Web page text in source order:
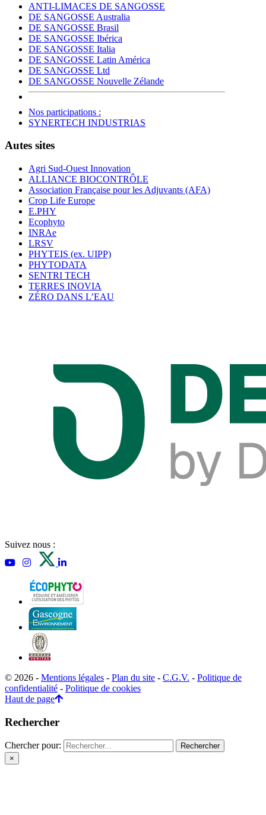
ANTI-LIMACES DE SANGOSSE
DE SANGOSSE Australia
DE SANGOSSE Brasil
DE SANGOSSE Ibérica
DE SANGOSSE Italia
DE SANGOSSE Latin América
DE SANGOSSE Ltd
DE SANGOSSE Nouvelle Zélande
Nos participations :
SYNERTECH INDUSTRIAS
Autes sites
Agri Sud-Ouest Innovation
ALLIANCE BIOCONTRÔLE
Association Française pour les Adjuvants (AFA)
Crop Life Europe
E.PHY
Ecophyto
INRAe
LRSV
PHYTEIS (ex. UIPP)
PHYTODATA
SENTRI TECH
TERRES INOVIA
ZÉRO DANS L’EAU
Suivez nous :
© 2026 - Mentions légales - Plan du site - C.G.V. - Politique de
confidentialité - Politique de cookies
Haut de page
Rechercher
Chercher pour:
×